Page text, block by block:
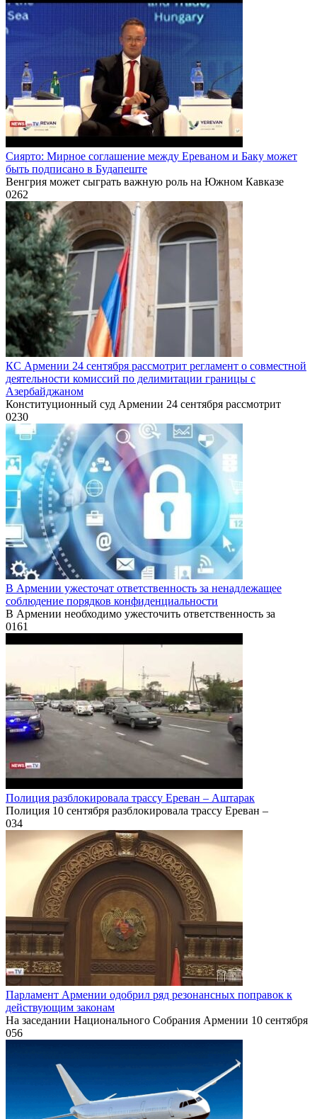
Сиярто: Мирное соглашение между Ереваном и Баку может
быть подписано в Будапеште
Венгрия может сыграть важную роль на Южном Кавказе
0262
КС Армении 24 сентября рассмотрит регламент о совместной
деятельности комиссий по делимитации границы с
Азербайджаном
Конституционный суд Армении 24 сентября рассмотрит
0230
В Армении ужесточат ответственность за ненадлежащее
соблюдение порядков конфиденциальности
В Армении необходимо ужесточить ответственность за
0161
Полиция разблокировала трассу Ереван – Аштарак
Полиция 10 сентября разблокировала трассу Ереван –
034
Парламент Армении одобрил ряд резонансных поправок к
действующим законам
На заседании Национального Собрания Армении 10 сентября
056